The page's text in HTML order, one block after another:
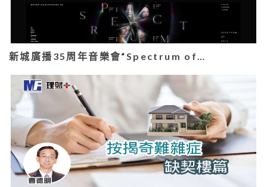
新城廣播35周年音樂會“Spectrum of…